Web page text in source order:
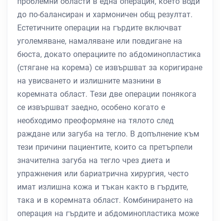
до по-балансиран и хармоничен общ резултат.
Естетичните операции на гърдите включват
уголемяване, намаляване или повдигане на
бюста, докато операциите по абдоминопластика
(стягане на корема) се извършват за коригиране
на увисването и излишните мазнини в
коремната област. Тези две операции понякога
се извършват заедно, особено когато е
необходимо преоформяне на тялото след
раждане или загуба на тегло. В допълнение към
тези причини пациентите, които са претърпели
значителна загуба на тегло чрез диета и
упражнения или бариатрична хирургия, често
имат излишна кожа и тъкан както в гърдите,
така и в коремната област. Комбинирането на
операция на гърдите и абдоминопластика може